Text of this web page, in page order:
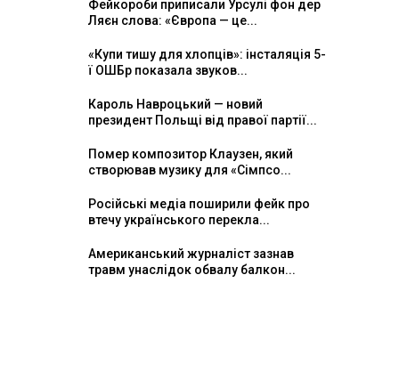
Фейкороби приписали Урсулі фон дер
Ляєн слова: «Європа — це...
«Купи тишу для хлопців»: інсталяція 5-
ї ОШБр показала звуков...
Кароль Навроцький — новий
президент Польщі від правої партії...
Помер композитор Клаузен, який
створював музику для «Сімпсо...
Російські медіа поширили фейк про
втечу українського перекла...
Американський журналіст зазнав
травм унаслідок обвалу балкон...